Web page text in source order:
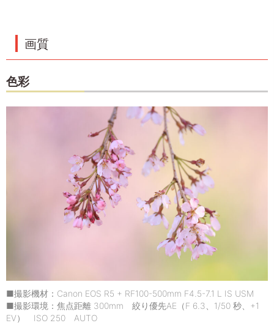
画質
色彩
■撮影機材：Canon EOS R5 + RF100-500mm F4.5-7.1 L IS USM
■撮影環境：焦点距離 300mm 絞り優先AE（F 6.3、1/50 秒、+1
EV） ISO 250 AUTO